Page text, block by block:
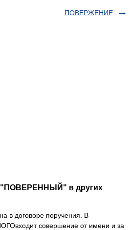
ПОВЕРЖЕНИЕ
"ПОВЕРЕННЫЙ" в других
в договоре поручения. В
совершение от имени и за